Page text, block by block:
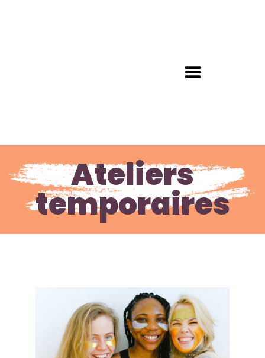
Ateliers
temporaires